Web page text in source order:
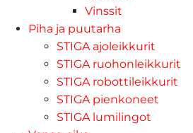
Vinssit
Piha ja puutarha
STIGA ajoleikkurit
STIGA ruohonleikkurit
STIGA robottileikkurit
STIGA pienkoneet
STIGA lumilingot